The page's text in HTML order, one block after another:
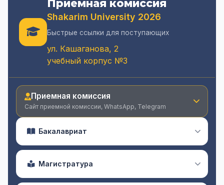
Приемная комиссия
Shakarim University 2026
Быстрые ссылки для поступающих
ул. Кашаганова, 2
учебный корпус №3
Приемная комиссия
Сайт приемной комиссии, WhatsApp, Telegram
Бакалавриат
Магистратура